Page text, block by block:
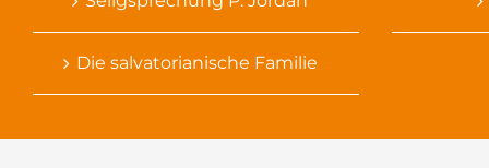
Die salvatorianische Familie